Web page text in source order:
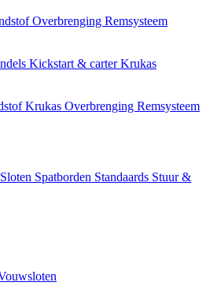
Overbrenging Remsysteem
Kickstart & carterKrukas
Krukas Overbrenging Remsysteem
Sloten Spatborden Standaards Stuur &